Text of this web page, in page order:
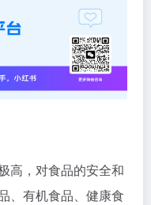
高，对食品的安全和
、有机食品、健康食